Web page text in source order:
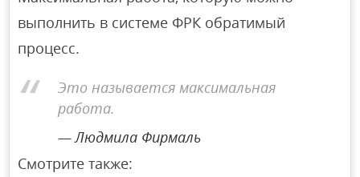
выполнить в системе ФРК обратимый
процесс.
Это называется максимальная
работа.
Людмила Фирмаль
Смотрите также: